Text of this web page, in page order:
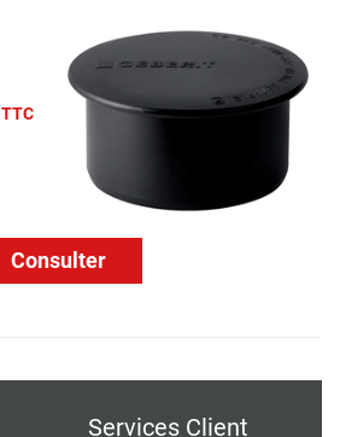
TTC
Consulter
Services Client